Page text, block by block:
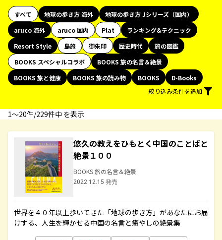
すべて 地球の歩き方 海外
地球の歩き方 Jシリーズ（国内）
aruco 海外
aruco 国内 Plat
ランキング&テクニック
Resort Style
島旅 御朱印 歴史時代
旅の図鑑
BOOKS スペシャルコラボ
BOOKS 旅の名言＆絶景
BOOKS 旅と健康
BOOKS 旅の読み物 BOOKS
D-Books
絞り込み条件を追加
1〜20件/229件中 を表示
悠久の教えをひもとく中国のことばと
絶景１００
BOOKS 旅の名言＆絶景
2022.12.15 発売
世界を４０年以上歩いてきた「地球の歩き方」があなたにお届
けする、人生を輝かせる中国の名言と癒やしの絶景集